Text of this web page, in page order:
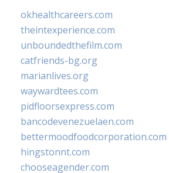
okhealthcareers.com
theintexperience.com
unboundedthefilm.com
catfriends-bg.org
marianlives.org
waywardtees.com
pidfloorsexpress.com
bancodevenezuelaen.com
bettermoodfoodcorporation.com
hingstonnt.com
chooseagender.com